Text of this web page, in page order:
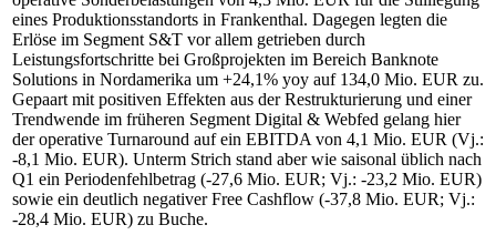
eines Produktionsstandorts in Frankenthal. Dagegen legten die
Erlöse im Segment S&T vor allem getrieben durch
Leistungsfortschritte bei Großprojekten im Bereich Banknote
Solutions in Nordamerika um +24,1% yoy auf 134,0 Mio. EUR zu.
Gepaart mit positiven Effekten aus der Restrukturierung und einer
Trendwende im früheren Segment Digital & Webfed gelang hier
der operative Turnaround auf ein EBITDA von 4,1 Mio. EUR (Vj.:
-8,1 Mio. EUR). Unterm Strich stand aber wie saisonal üblich nach
Q1 ein Periodenfehlbetrag (-27,6 Mio. EUR; Vj.: -23,2 Mio. EUR)
sowie ein deutlich negativer Free Cashflow (-37,8 Mio. EUR; Vj.:
-28,4 Mio. EUR) zu Buche.